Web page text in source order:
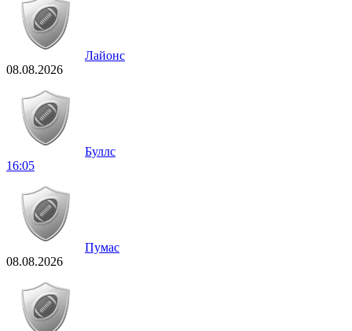
Лайонс
08.08.2026
Буллс
16:05
Пумас
08.08.2026